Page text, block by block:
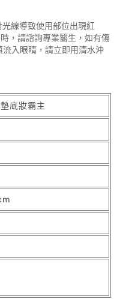
線導致使用部位出現紅
，請諮詢專業醫生，如有傷
入眼睛，請立即用清水沖
底妝霸主